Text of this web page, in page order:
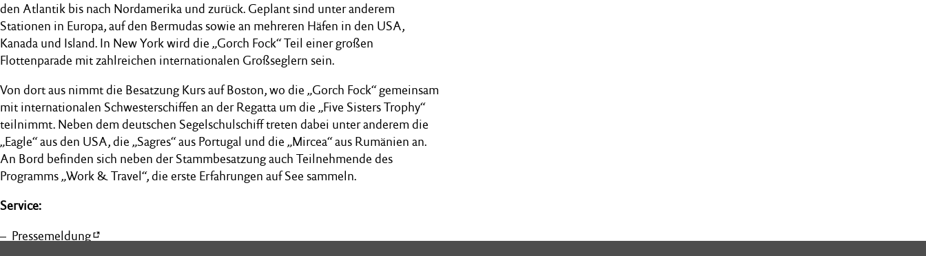
den Atlantik bis nach Nordamerika und zurück. Geplant sind unter anderem
Stationen in Europa, auf den Bermudas sowie an mehreren Häfen in den USA,
Kanada und Island. In New York wird die „Gorch Fock“ Teil einer großen
Flottenparade mit zahlreichen internationalen Großseglern sein.
Von dort aus nimmt die Besatzung Kurs auf Boston, wo die „Gorch Fock“ gemeinsam
mit internationalen Schwesterschiffen an der Regatta um die „Five Sisters Trophy“
teilnimmt. Neben dem deutschen Segelschulschiff treten dabei unter anderem die
„Eagle“ aus den USA, die „Sagres“ aus Portugal und die „Mircea“ aus Rumänien an.
An Bord befinden sich neben der Stammbesatzung auch Teilnehmende des
Programms „Work & Travel“, die erste Erfahrungen auf See sammeln.
Service:
Pressemeldung